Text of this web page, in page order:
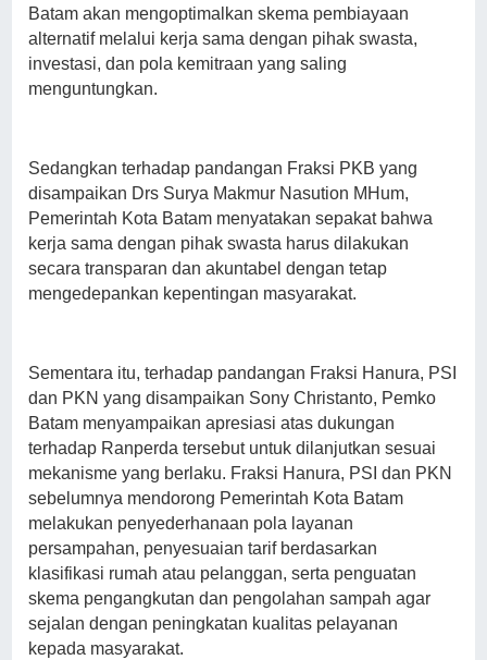
Batam akan mengoptimalkan skema pembiayaan
alternatif melalui kerja sama dengan pihak swasta,
investasi, dan pola kemitraan yang saling
menguntungkan.
Sedangkan terhadap pandangan Fraksi PKB yang
disampaikan Drs Surya Makmur Nasution MHum,
Pemerintah Kota Batam menyatakan sepakat bahwa
kerja sama dengan pihak swasta harus dilakukan
secara transparan dan akuntabel dengan tetap
mengedepankan kepentingan masyarakat.
Sementara itu, terhadap pandangan Fraksi Hanura, PSI
dan PKN yang disampaikan Sony Christanto, Pemko
Batam menyampaikan apresiasi atas dukungan
terhadap Ranperda tersebut untuk dilanjutkan sesuai
mekanisme yang berlaku. Fraksi Hanura, PSI dan PKN
sebelumnya mendorong Pemerintah Kota Batam
melakukan penyederhanaan pola layanan
persampahan, penyesuaian tarif berdasarkan
klasifikasi rumah atau pelanggan, serta penguatan
skema pengangkutan dan pengolahan sampah agar
sejalan dengan peningkatan kualitas pelayanan
kepada masyarakat.